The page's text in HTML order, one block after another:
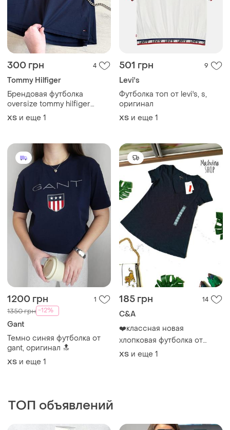
300 грн 4
Tommy Hilfiger
Брендовая футболка
oversize tommy hilfiger
(оригинал)
ХS и еще 1
501 грн 9
Levi's
Футболка топ от levi's, s,
оригинал
ХS и еще 1
1200 грн 1
1350 грн -12%
Gant
Темно синяя футболка от
gant, оригинал 🔝
ХS и еще 1
185 грн 14
C&A
❤️классная новая
хлопковая футболка от
c&amp;a
ХS и еще 1
ТОП объявлений